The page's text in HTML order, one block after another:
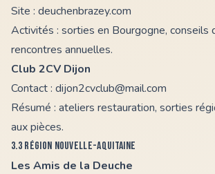
Site : deuchenbrazey.com
Activités : sorties en Bourgogne, conseils
rencontres annuelles.
Club 2CV Dijon
Contact : dijon2cvclub@mail.com
Résumé : ateliers restauration, sorties
aux pièces.
3.3 Région Nouvelle-Aquitaine
Les Amis de la Deuche